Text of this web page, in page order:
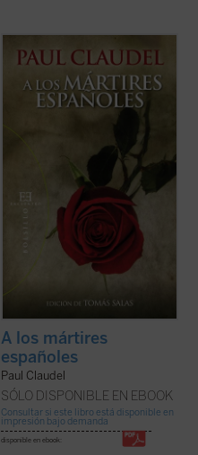
Paul Claudel, uno de los grandes autores
católicos del siglo XX, escribió su poema A
los mártires españoles en 1937,
impresionado por los acontecimientos que
A los mártires
españoles
Paul Claudel
SÓLO DISPONIBLE EN EBOOK
Consultar si este libro está disponible en
impresión bajo demanda
disponible en ebook: